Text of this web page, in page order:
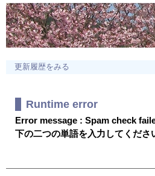
更新履歴をみる
Runtime error
Error message : Spam check
下の二つの単語を入力してくださ